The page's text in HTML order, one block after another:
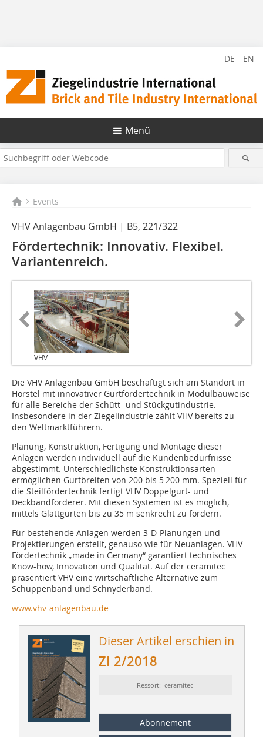
DE EN
Menü
Events
VHV Anlagenbau GmbH | B5, 221/322
Fördertechnik: Innovativ. Flexibel.
Variantenreich.
VHV
Die VHV Anlagenbau GmbH beschäftigt sich am Standort in
Hörstel mit innovativer Gurtfördertechnik in Modulbauweise
für alle Bereiche der Schütt- und Stückgutindustrie.
Insbesondere in der Ziegelindustrie zählt VHV bereits zu
den Weltmarktführern.
Planung, Konstruktion, Fertigung und Montage dieser
Anlagen werden individuell auf die Kundenbedürfnisse
abgestimmt. Unterschiedlichste Konstruktionsarten
ermöglichen Gurtbreiten von 200 bis 5 200 mm. Speziell für
die Steilfördertechnik fertigt VHV Doppelgurt- und
Deckbandförderer. Mit diesen Systemen ist es möglich,
mittels Glattgurten bis zu 35 m senkrecht zu fördern.
Für bestehende Anlagen werden 3-D-Planungen und
Projektierungen erstellt, genauso wie für Neuanlagen. VHV
Fördertechnik „made in Germany“ garantiert technisches
Know-how, Innovation und Qualität. Auf der ceramitec
präsentiert VHV eine wirtschaftliche Alternative zum
Schuppenband und Schnyderband.
www.vhv-anlagenbau.de
Dieser Artikel erschien in
ZI 2/2018
Ressort: ceramitec
Abonnement